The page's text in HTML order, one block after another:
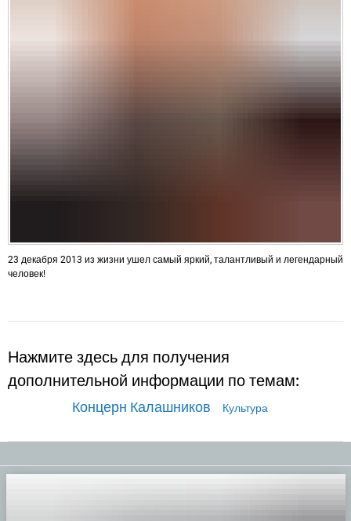
23 декабря 2013 из жизни ушел самый яркий, талантливый и легендарный
человек!
Нажмите здесь для получения
дополнительной информации по темам:
Концерн Калашников Культура